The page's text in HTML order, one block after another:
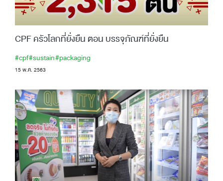
CPF ครัวโลกที่ยั่งยืน ตอน บรรจุภัณฑ์ที่ยั่งยืน
#cpf#sustain#packaging
15 พ.ค. 2563